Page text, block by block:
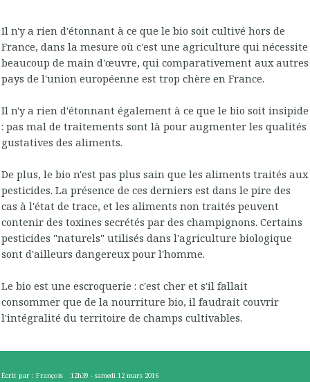
Il n'y a rien d'étonnant à ce que le bio soit cultivé hors de
France, dans la mesure où c'est une agriculture qui nécessite
beaucoup de main d'œuvre, qui comparativement aux autres
pays de l'union européenne est trop chère en France.
Il n'y a rien d'étonnant également à ce que le bio soit insipide
: pas mal de traitements sont là pour augmenter les qualités
gustatives des aliments.
De plus, le bio n'est pas plus sain que les aliments traités aux
pesticides. La présence de ces derniers est dans le pire des
cas à l'état de trace, et les aliments non traités peuvent
contenir des toxines secrétés par des champignons. Certains
pesticides "naturels" utilisés dans l'agriculture biologique
sont d'ailleurs dangereux pour l'homme.
Le bio est une escroquerie : c'est cher et s'il fallait
consommer que de la nourriture bio, il faudrait couvrir
l'intégralité du territoire de champs cultivables.
Écrit par : François 12h39 -samedi 12 mars 2016